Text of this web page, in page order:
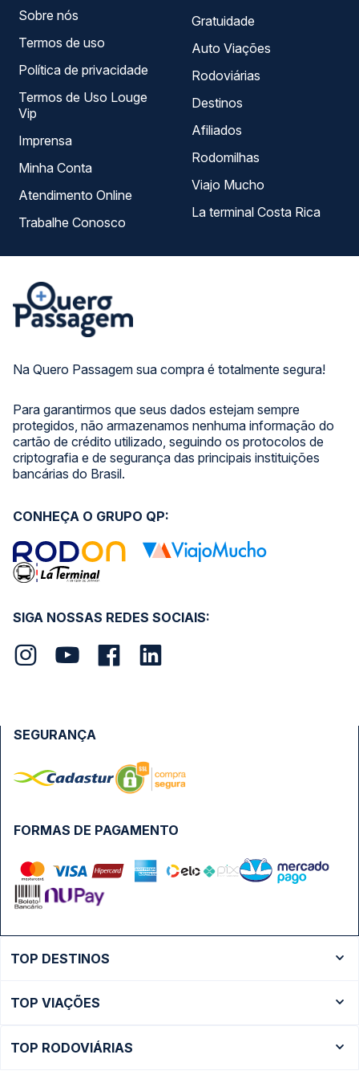
Na Quero Passagem sua compra é totalmente segura!
Para garantirmos que seus dados estejam sempre
protegidos, não armazenamos nenhuma informação do
cartão de crédito utilizado, seguindo os protocolos de
criptografia e de segurança das principais instituições
bancárias do Brasil.
Sobre nós
Termos de uso
Política de privacidade
Termos de Uso Louge
Vip
Imprensa
Minha Conta
Atendimento Online
Trabalhe Conosco
Gratuidade
Auto Viações
Rodoviárias
Destinos
Afiliados
Rodomilhas
Viajo Mucho
La terminal Costa Rica
SIGA NOSSAS REDES SOCIAIS:
CONHEÇA O GRUPO QP:
FORMAS DE PAGAMENTO
SEGURANÇA
TOP DESTINOS
Ônibus São Paulo
TOP VIAÇÕES
TOP RODOVIÁRIAS